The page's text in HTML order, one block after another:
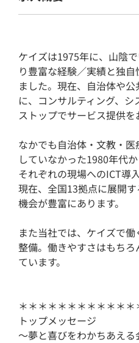
ケイズは1975年に、山陰
り豊富な経験／実績と独
ました。現在、自治体や
に、コンサルティング、
ストップでサービス提供を
なかでも自治体・文教・
していなかった1980年代
それぞれの現場へのICT導
現在、全国13拠点に展開
機会が豊富にあります。
また当社では、ケイズで
整備。働きやすさはもち
ています。
＊＊＊＊＊＊＊＊＊＊＊＊
トップメッセージ
〜夢と喜びをわかちあえる